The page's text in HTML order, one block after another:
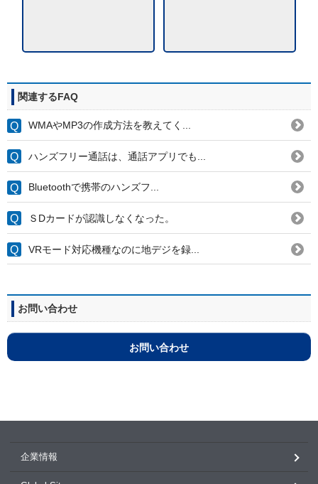
関連するFAQ
WMAやMP3の作成方法を教えてく...
ハンズフリー通話は、通話アプリでも...
Bluetoothで携帯のハンズフ...
ＳDカードが認識しなくなった。
VRモード対応機種なのに地デジを録...
お問い合わせ
お問い合わせ
企業情報